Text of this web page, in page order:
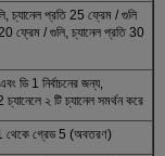
চ্যানেল প্রতি 25 ফ্রেম / গুলি
ফ্রেম / গুলি, চ্যানেল প্রতি 30
ডি 1 নির্বাচনের জন্য,
২ টি চ্যানেল সমর্থন করে
1 থেকে গ্রেড 5 (অবতরণ)